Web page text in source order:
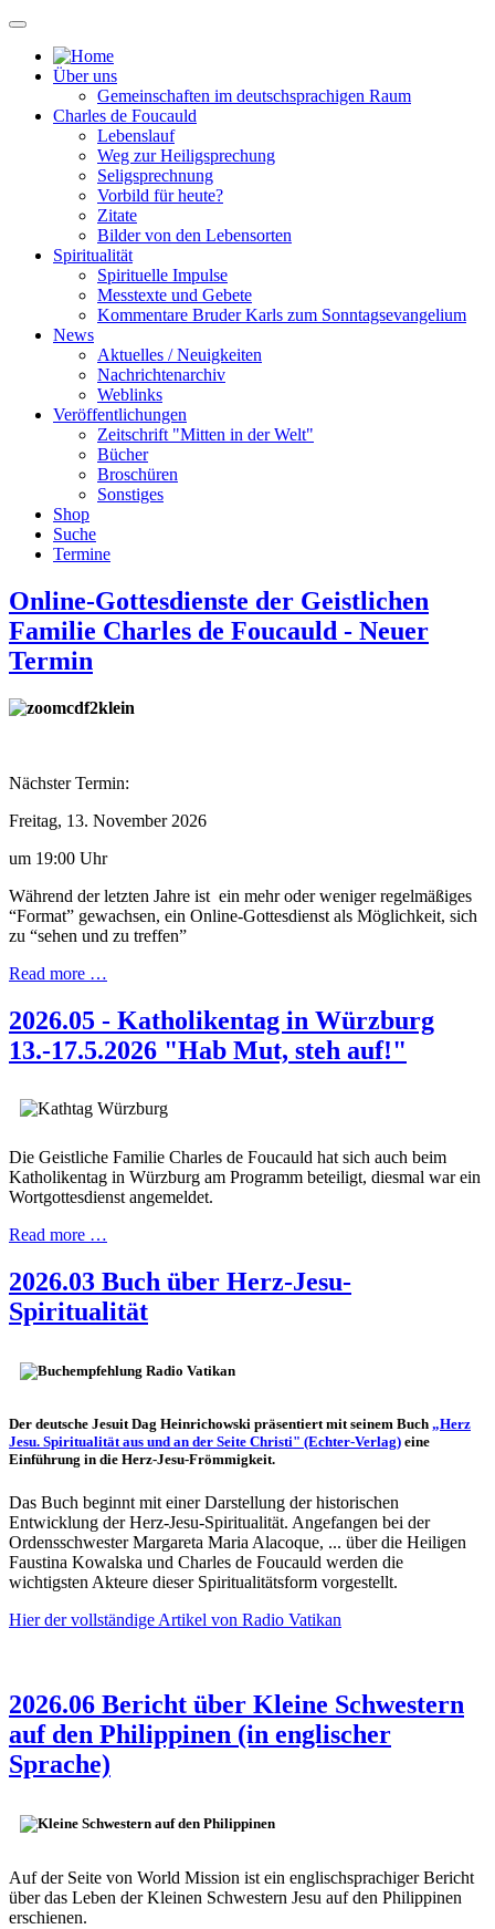
Über uns
Gemeinschaften im deutschsprachigen Raum
Charles de Foucauld
Lebenslauf
Weg zur Heiligsprechung
Seligsprechnung
Vorbild für heute?
Zitate
Bilder von den Lebensorten
Spiritualität
Spirituelle Impulse
Messtexte und Gebete
Kommentare Bruder Karls zum Sonntagsevangelium
News
Aktuelles / Neuigkeiten
Nachrichtenarchiv
Weblinks
Veröffentlichungen
Zeitschrift "Mitten in der Welt"
Bücher
Broschüren
Sonstiges
Shop
Suche
Termine
Online-Gottesdienste der Geistlichen
Familie Charles de Foucauld - Neuer
Termin
Nächster Termin:
Freitag, 13. November 2026
um 19:00 Uhr
Während der letzten Jahre ist ein mehr oder weniger regelmäßiges
“Format” gewachsen, ein Online-Gottesdienst als Möglichkeit, sich
zu “sehen und zu treffen”
Read more …
2026.05 - Katholikentag in Würzburg
13.-17.5.2026 "Hab Mut, steh auf!"
Die Geistliche Familie Charles de Foucauld hat sich auch beim
Katholikentag in Würzburg am Programm beteiligt, diesmal war ein
Wortgottesdienst angemeldet.
Read more …
2026.03 Buch über Herz-Jesu-
Spiritualität
Der deutsche Jesuit Dag Heinrichowski präsentiert mit seinem Buch „Herz
Jesu. Spiritualität aus und an der Seite Christi" (Echter-Verlag) eine
Einführung in die Herz-Jesu-Frömmigkeit.
Das Buch beginnt mit einer Darstellung der historischen
Entwicklung der Herz-Jesu-Spiritualität. Angefangen bei der
Ordensschwester Margareta Maria Alacoque, ... über die Heiligen
Faustina Kowalska und Charles de Foucauld werden die
wichtigsten Akteure dieser Spiritualitätsform vorgestellt.
Hier der vollständige Artikel von Radio Vatikan
2026.06 Bericht über Kleine Schwestern
auf den Philippinen (in englischer
Sprache)
Auf der Seite von World Mission ist ein englischsprachiger Bericht
über das Leben der Kleinen Schwestern Jesu auf den Philippinen
erschienen.